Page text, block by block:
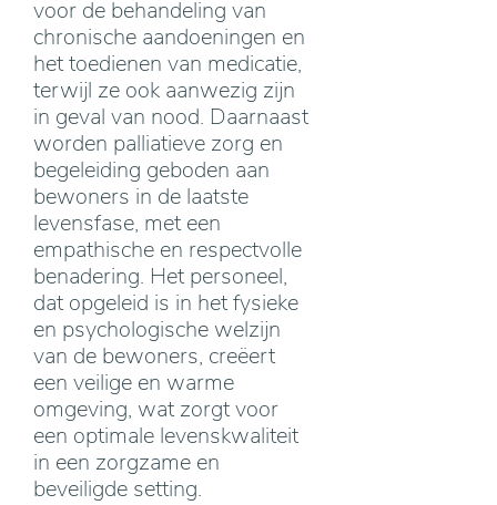
voor de behandeling van
chronische aandoeningen en
het toedienen van medicatie,
terwijl ze ook aanwezig zijn
in geval van nood. Daarnaast
worden palliatieve zorg en
begeleiding geboden aan
bewoners in de laatste
levensfase, met een
empathische en respectvolle
benadering. Het personeel,
dat opgeleid is in het fysieke
en psychologische welzijn
van de bewoners, creëert
een veilige en warme
omgeving, wat zorgt voor
een optimale levenskwaliteit
in een zorgzame en
beveiligde setting.